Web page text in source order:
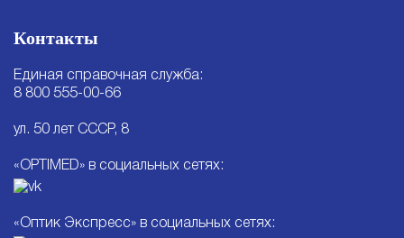
Контакты
Единая справочная служба:
8 800 555-00-66
ул. 50 лет СССР, 8
«OPTIMED» в социальных сетях:
«Оптик Экспресс» в социальных сетях: